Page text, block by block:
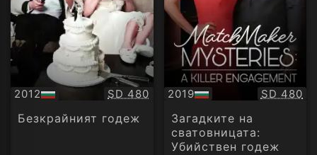
2012
БГ
аудио
Качество:
SD 480
Безкрайният годеж
2019
БГ
аудио
SD 480
Загадките на
сватовницата:
Убийствен годеж